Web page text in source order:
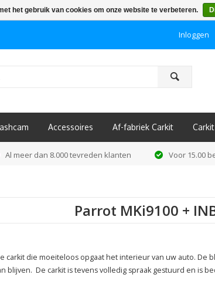
Inloggen
ô
Accessoires Af-fabriek Carkit
Al meer dan 8.000 tevreden klanten Voor 15.00
Parrot MKi9100 +
carkit die moeiteloos opgaat het interieur van uw auto.
blijven. De carkit is tevens volledig spraak gestuurd en is
het gebruik van cookies om onze website te verbeteren.